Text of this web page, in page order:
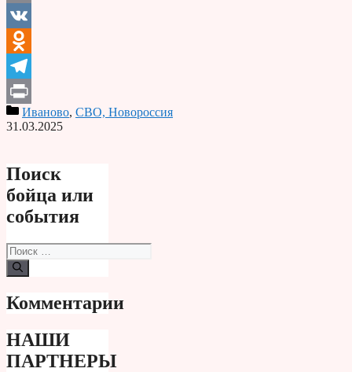
Email
VK
Odnoklassniki
Telegram
PrintИваново, СВО, Новороссия
31.03.2025
Поиск
бойца или
события
Поиск:
Комментарии
НАШИ
ПАРТНЕРЫ